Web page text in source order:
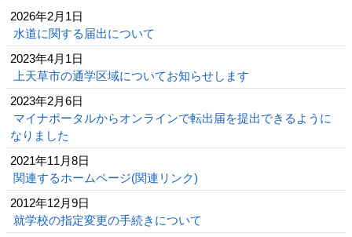
2026年2月1日
水道に関する届出について
2023年4月1日
上天草市の通学区域についてお知らせします
2023年2月6日
マイナポータルからオンラインで転出届を提出できるように
なりました
2021年11月8日
関連するホームページ(関連リンク)
2012年12月9日
就学校の指定変更の手続きについて